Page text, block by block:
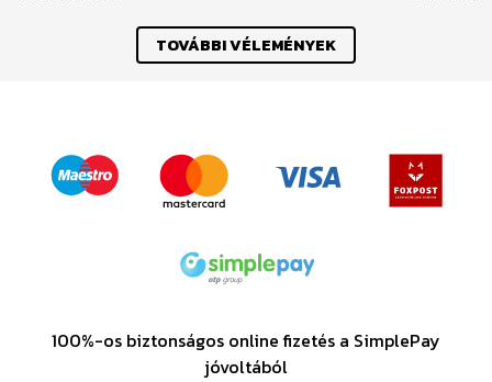
TOVÁBBI VÉLEMÉNYEK
100%-os biztonságos online fizetés a SimplePay
jóvoltából